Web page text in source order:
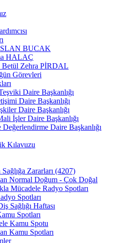
BUCAK
HALAÇ
Betül Zehra PİRDAL
Görevleri
Daire Başkanlığı
Daire Başkanlığı
Daire Başkanlığı
İşler Daire Başkanlığı
Değerlendirme Daire Başkanlığı
Kılavuzu
Sağlığa Zararları (4207)
Normal Doğum - Çok Doğal
Mücadele Radyo Spotları
Spotları
Sağlığı Haftası
Spotları
Kamu Spotu
Kamu Spotları